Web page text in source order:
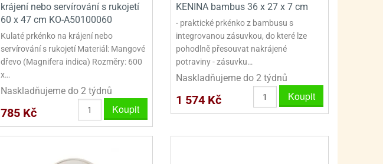
krájení nebo servírování s rukojetí
60 x 47 cm KO-A50100060
Kulaté prkénko na krájení nebo
servírování s rukojetí Materiál: Mangové
dřevo (Magnifera indica) Rozměry: 600
x…
Naskladňujeme do 2 týdnů
785 Kč Koupit
KENINA bambus 36 x 27 x 7 cm
- praktické prkénko z bambusu s
integrovanou zásuvkou, do které lze
pohodlně přesouvat nakrájené
potraviny - zásuvku…
Naskladňujeme do 2 týdnů
1 574 Kč Koupit